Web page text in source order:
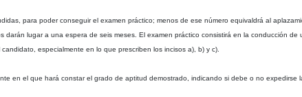
para poder conseguir el examen práctico; menos de ese número equivaldrá al
lugar a una espera de seis meses. El examen práctico consistirá en la conducción
especialmente en lo que prescriben los incisos a), b) y c).
en el que hará constar el grado de aptitud demostrado, indicando si debe o no expedirse